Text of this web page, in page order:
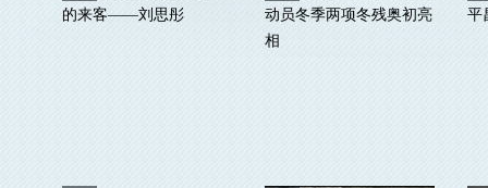
的来客——刘思彤
动员冬季两项冬残奥初亮
相
平